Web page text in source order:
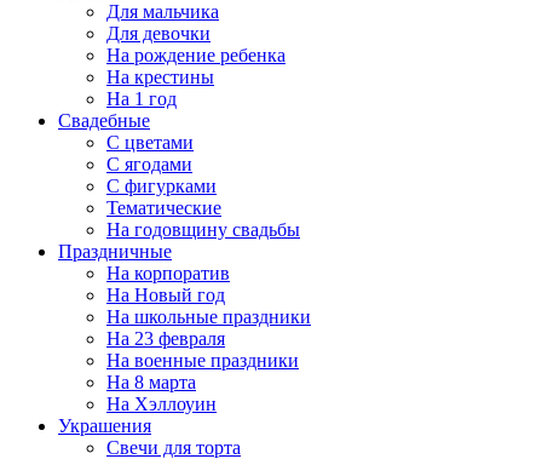
Для мальчика
Для девочки
На рождение ребенка
На крестины
На 1 год
Свадебные
С цветами
С ягодами
С фигурками
Тематические
На годовщину свадьбы
Праздничные
На корпоратив
На Новый год
На школьные праздники
На 23 февраля
На военные праздники
На 8 марта
На Хэллоуин
Украшения
Свечи для торта